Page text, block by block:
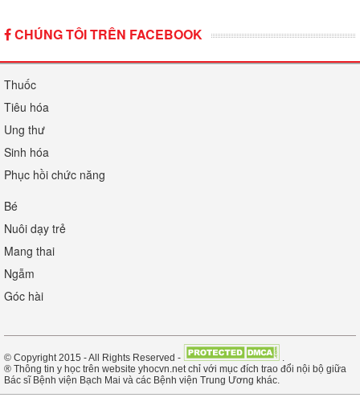
CHÚNG TÔI TRÊN FACEBOOK
Thuốc
Tiêu hóa
Ung thư
Sinh hóa
Phục hồi chức năng
Bé
Nuôi dạy trẻ
Mang thai
Ngẫm
Góc hài
© Copyright 2015 - All Rights Reserved -
.
® Thông tin y học trên website yhocvn.net chỉ với mục đích trao đổi nội bộ giữa
Bác sĩ Bệnh viện Bạch Mai và các Bệnh viện Trung Ương khác.